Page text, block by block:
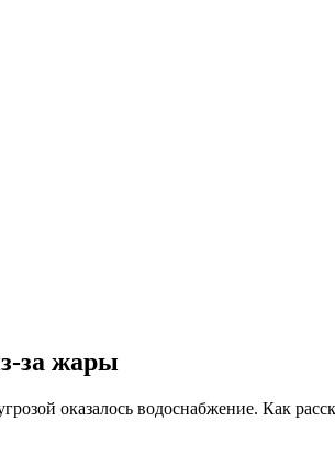
за жары
оказалось водоснабжение. Как